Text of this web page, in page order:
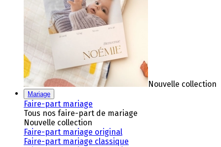
Nouvelle collection
Mariage
Faire-part mariage
Tous nos faire-part de mariage
Nouvelle collection
Faire-part mariage original
Faire-part mariage classique